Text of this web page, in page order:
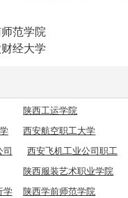
范学院
经大学
陕西工运学院
西安航空职工大学
司
西安飞机工业公司职工
工学院
陕西服装艺术职业学院
学
陕西学前师范学院